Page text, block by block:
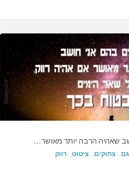
שאהיה הרבה יותר מאושר…
, צחוקים, ציטוט, רווק